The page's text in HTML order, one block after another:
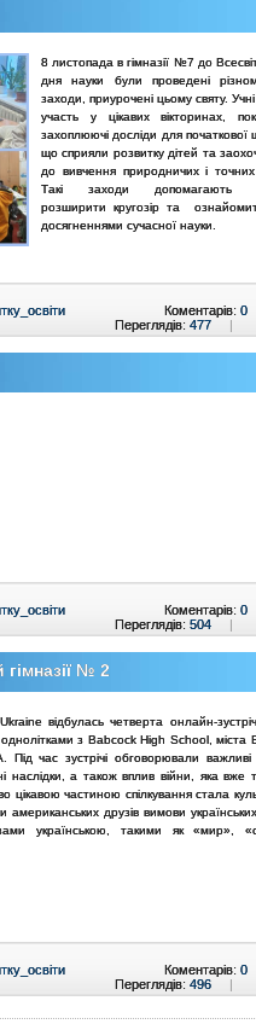
8 листопада в гімназії №7 до
дня науки були проведені
заходи, приурочені цьому святу.
участь у цікавих вікторинах,
захоплюючі досліди для початкової
що сприяли розвитку дітей та
до вивчення природничих і точних
Такі заходи допомагають
розширити кругозір та
досягненнями сучасної науки.
Коментарів: 0
Переглядів: 477 |
Коментарів: 0
Переглядів: 504 |
№ 2
відбулась четверта онлайн-зустріч
однолітками з Babcock High School, міста
час зустрічі обговорювали важливі
наслідки, а також вплив війни, яка вже
цікавою частиною спілкування стала
американських друзів вимови українських
українською, такими як «мир»,
Коментарів: 0
Переглядів: 496 |